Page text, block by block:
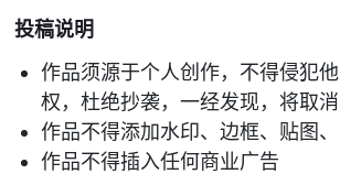
投稿说明
作品须源于个人创作，不得侵犯
权，杜绝抄袭，一经发现，将取
作品不得添加水印、边框、贴图
作品不得插入任何商业广告